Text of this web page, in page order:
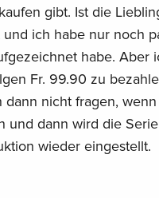
gibt. Ist die
ich habe nur noch
habe. Aber
Fr. 99.90 zu
dann nicht fragen,
und dann wird die
wieder eingestellt.